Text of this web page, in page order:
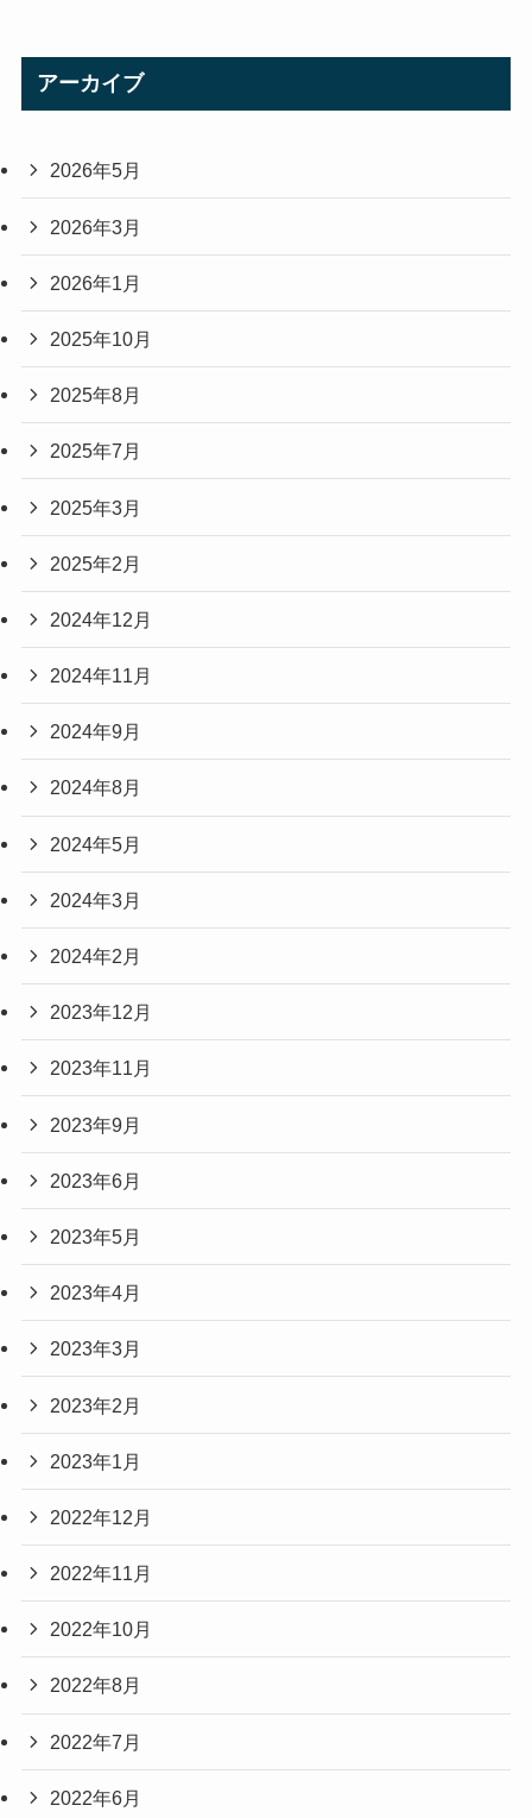
アーカイブ
2026年5月
2026年3月
2026年1月
2025年10月
2025年8月
2025年7月
2025年3月
2025年2月
2024年12月
2024年11月
2024年9月
2024年8月
2024年5月
2024年3月
2024年2月
2023年12月
2023年11月
2023年9月
2023年6月
2023年5月
2023年4月
2023年3月
2023年2月
2023年1月
2022年12月
2022年11月
2022年10月
2022年8月
2022年7月
2022年6月